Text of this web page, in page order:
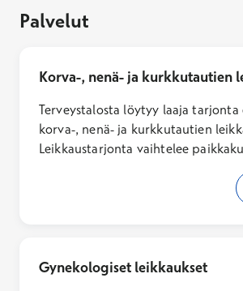
Palvelut
Korva-, nenä- ja kurkkutautien
Terveystalosta löytyy laaja tarjonta
korva-, nenä- ja kurkkutautien
Leikkaustarjonta vaihtelee
Gynekologiset leikkaukset